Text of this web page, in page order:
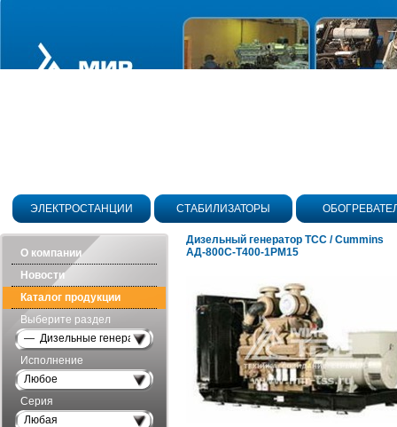
ЭЛЕКТРОСТАНЦИИ СТАБИЛИЗАТОРЫ
О компании
Новости
Каталог продукции
Выберите раздел
— Дизельные генераторы открытого исполнения
Исполнение
Любое
Серия
Любая
Дизельный генератор ТСС / Cummins
АД-800С-Т400-1РМ15